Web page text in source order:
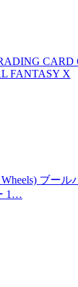
CARD
FANTASY X
ブール
1…